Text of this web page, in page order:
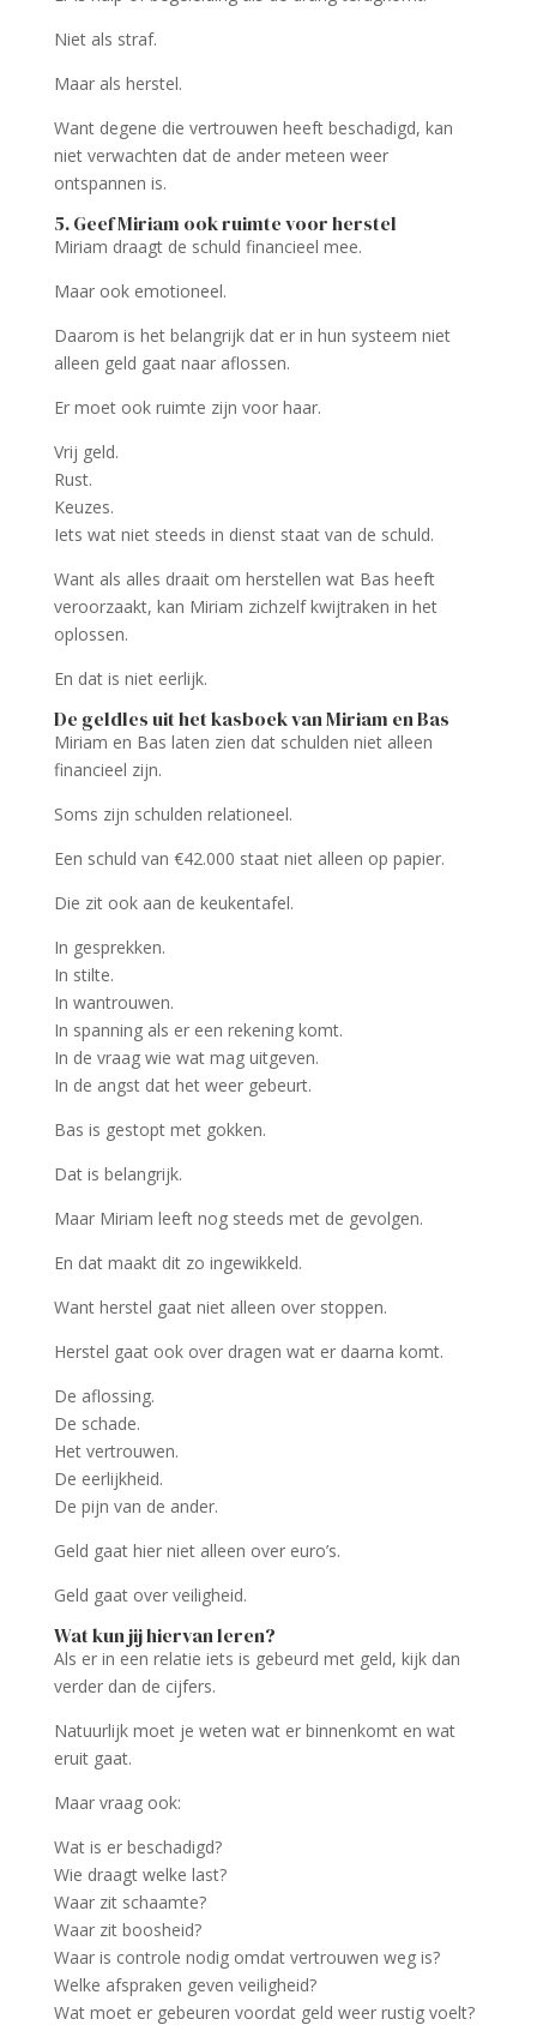
Niet als straf.
Maar als herstel.
Want degene die vertrouwen heeft beschadigd, kan
niet verwachten dat de ander meteen weer
ontspannen is.
5. Geef Miriam ook ruimte voor herstel
Miriam draagt de schuld financieel mee.
Maar ook emotioneel.
Daarom is het belangrijk dat er in hun systeem niet
alleen geld gaat naar aflossen.
Er moet ook ruimte zijn voor haar.
Vrij geld.
Rust.
Keuzes.
Iets wat niet steeds in dienst staat van de schuld.
Want als alles draait om herstellen wat Bas heeft
veroorzaakt, kan Miriam zichzelf kwijtraken in het
oplossen.
En dat is niet eerlijk.
De geldles uit het kasboek van Miriam en Bas
Miriam en Bas laten zien dat schulden niet alleen
financieel zijn.
Soms zijn schulden relationeel.
Een schuld van €42.000 staat niet alleen op papier.
Die zit ook aan de keukentafel.
In gesprekken.
In stilte.
In wantrouwen.
In spanning als er een rekening komt.
In de vraag wie wat mag uitgeven.
In de angst dat het weer gebeurt.
Bas is gestopt met gokken.
Dat is belangrijk.
Maar Miriam leeft nog steeds met de gevolgen.
En dat maakt dit zo ingewikkeld.
Want herstel gaat niet alleen over stoppen.
Herstel gaat ook over dragen wat er daarna komt.
De aflossing.
De schade.
Het vertrouwen.
De eerlijkheid.
De pijn van de ander.
Geld gaat hier niet alleen over euro’s.
Geld gaat over veiligheid.
Wat kun jij hiervan leren?
Als er in een relatie iets is gebeurd met geld, kijk dan
verder dan de cijfers.
Natuurlijk moet je weten wat er binnenkomt en wat
eruit gaat.
Maar vraag ook:
Wat is er beschadigd?
Wie draagt welke last?
Waar zit schaamte?
Waar zit boosheid?
Waar is controle nodig omdat vertrouwen weg is?
Welke afspraken geven veiligheid?
Wat moet er gebeuren voordat geld weer rustig voelt?